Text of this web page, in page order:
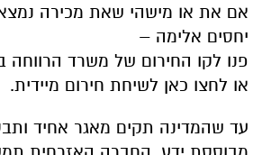
אם את או מישהי שאת מכירה
יחסים אלימה –
פנו לקו החירום של משרד הרווחה
או לחצו כאן לשיחת חירום מיידית.
עד שהמדינה תקים מאגר אחיד